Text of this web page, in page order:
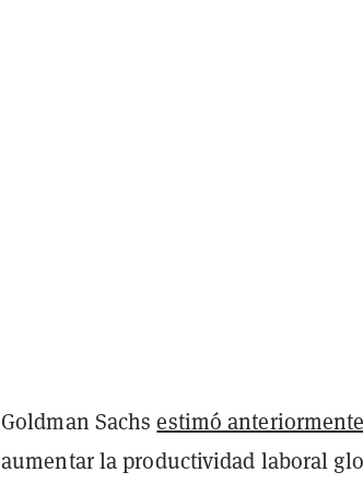
Goldman Sachsestimó anteriormente
aumentar la productividad laboral